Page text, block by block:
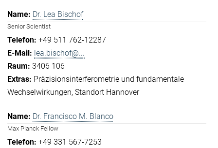
Dr. Lea Bischof
Senior Scientist
+49 511 762-12287
lea.bischof@...
3406 106
Präzisionsinterferometrie und fundamentale
Wechselwirkungen Standort Hannover
Dr. Francisco M. Blanco
Max Planck Fellow
+49 331 567-7253